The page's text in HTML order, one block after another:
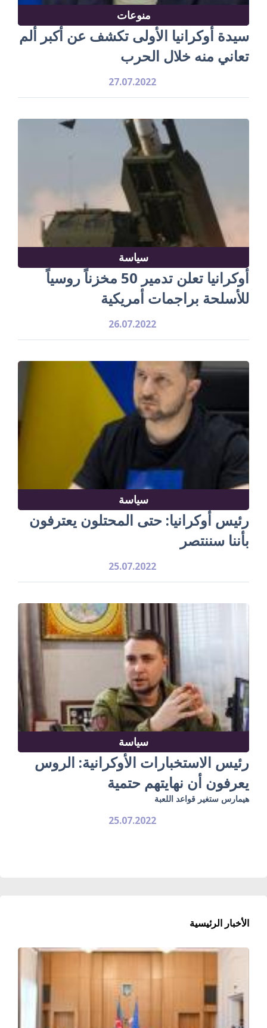
منوعات
سيدة أوكرانيا الأولى تكشف عن أكبر ألم
تعاني منه خلال الحرب
27.07.2022
سياسة
أوكرانيا تعلن تدمير 50 مخزناً روسياً
للأسلحة براجمات أمريكية
26.07.2022
سياسة
رئيس أوكرانيا: حتى المحتلون يعترفون
بأننا سننتصر
25.07.2022
سياسة
رئيس الاستخبارات الأوكرانية: الروس
يعرفون أن نهايتهم حتمية
هيمارس ستغير قواعد اللعبة
25.07.2022
الأخبار الرئيسية